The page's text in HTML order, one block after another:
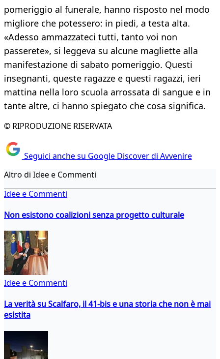
pomeriggio al funerale, hanno risposto nel modo
migliore che potessero: in piedi, a testa alta.
«Adesso ammazzateci tutti, tanto voi non
passerete», si leggeva su alcune magliette alla
manifestazione di sabato pomeriggio. Questi
insegnanti, queste ragazze e questi ragazzi, ieri
mattina nella loro scuola arrossata di sangue e in
tante altre, ci hanno spiegato che cosa significa.
© RIPRODUZIONE RISERVATA
Seguici anche su Google Discover di Avvenire
Altro di Idee e Commenti
Idee e Commenti
Non esistono coalizioni senza progetto culturale
Idee e Commenti
La verità su Scalfaro, il 41-bis e una storia che non è mai
esistita